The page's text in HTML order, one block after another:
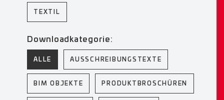
TEXTIL
Downloadkategorie:
ALLE AUSSCHREIBUNGSTEXTE
BIM OBJEKTE PRODUKTBROSCHÜREN